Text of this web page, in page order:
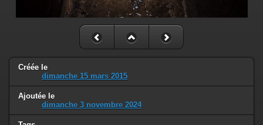
Créée le
dimanche 15 mars 2015
Ajoutée le
dimanche 3 novembre 2024